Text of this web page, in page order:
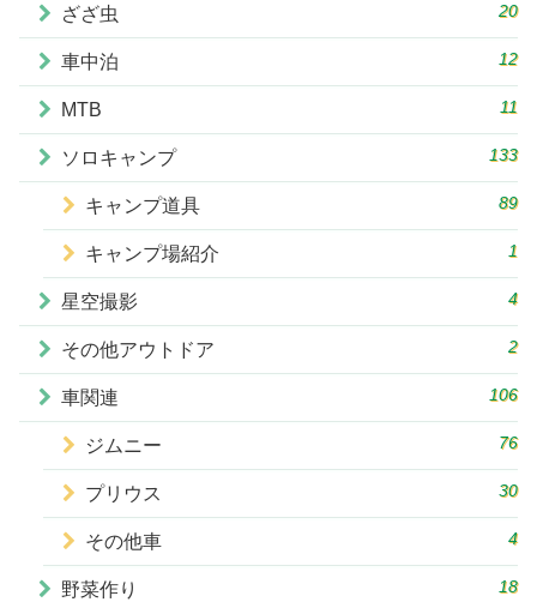
ざざ虫 20
車中泊 12
MTB 11
ソロキャンプ 133
キャンプ道具 89
キャンプ場紹介 1
星空撮影 4
その他アウトドア 2
車関連 106
ジムニー 76
プリウス 30
その他車 4
野菜作り 18